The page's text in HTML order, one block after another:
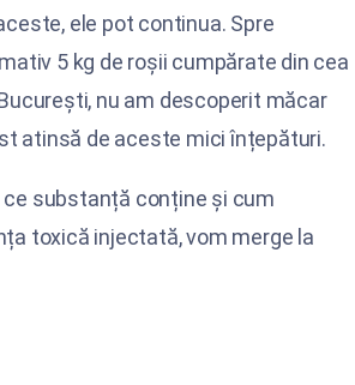
ele pot continua. Spre
5 kg de roșii cumpărate din cea
nu am descoperit măcar
atinsă de aceste mici înțepături.
ce substanță conține și cum
toxică injectată, vom merge la